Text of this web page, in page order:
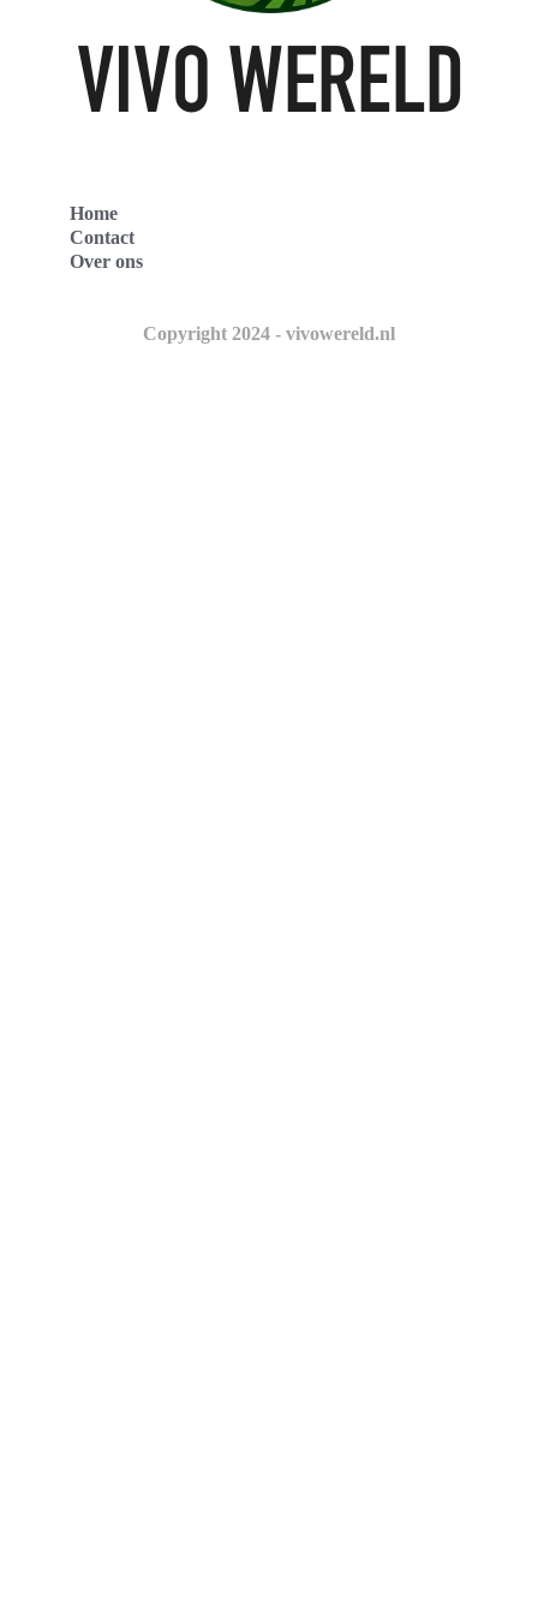
Home
Contact
Over ons
Copyright 2024 - vivowereld.nl